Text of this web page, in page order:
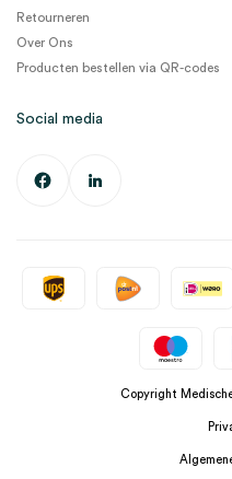
Retourneren
Over Ons
Producten bestellen via QR-codes
Social media
Copyright